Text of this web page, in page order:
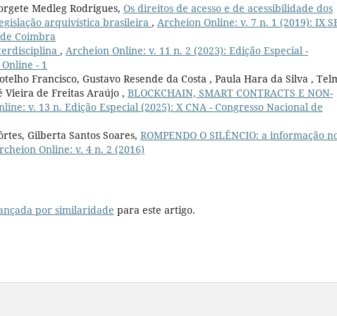
Medleg Rodrigues, Os direitos de acesso e de acessibilidade dos
arquivística brasileira , Archeion Online: v. 7 n. 1 (2019): IX
Coimbra
, Archeion Online: v. 11 n. 2 (2023): Edição Especial -
- 1
Francisco, Gustavo Resende da Costa , Paula Hara da Silva ,
Vieira de Freitas Araújo , BLOCKCHAIN, SMART CONTRACTS E NON-
v. 13 n. Edição Especial (2025): X CNA - Congresso Nacional de
Gilberta Santos Soares, ROMPENDO O SILÊNCIO: a informação
Online: v. 4 n. 2 (2016)
por similaridade para este artigo.